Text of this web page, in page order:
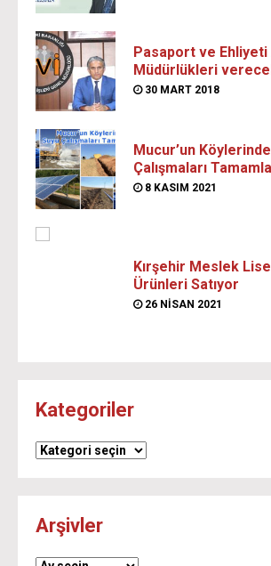
Pasaport ve Ehliyeti
Müdürlükleri
30 MART 2018
Mucur’un
Çalışmaları
8 KASIM 2021
Kırşehir Meslek
Ürünleri Satıyor
26 NISAN 2021
Kategoriler
Kategoriler
Arşivler